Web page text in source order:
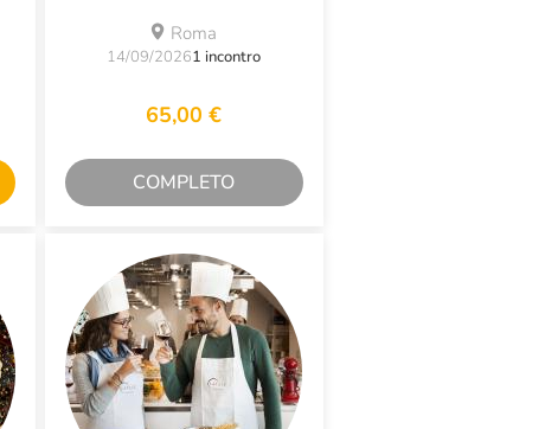
Roma
14/09/20261 incontro
65,00 €
COMPLETO